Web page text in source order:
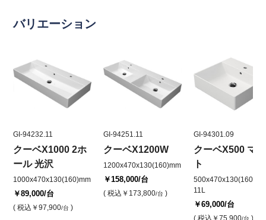
バリエーション
GI-94232.11
クーベX1000 2ホ
ール 光沢
1000x470x130(160)mm
￥89,000/台
( 税込 ￥97,900/台 )
GI-94251.11
クーベX1200W
1200x470x130(160)mm
￥158,000/台
( 税込 ￥173,800/台 )
GI-94301.09
クーベX500 マッ
ト
11L
￥69,000/台
( 税込 ￥75,900/台 )